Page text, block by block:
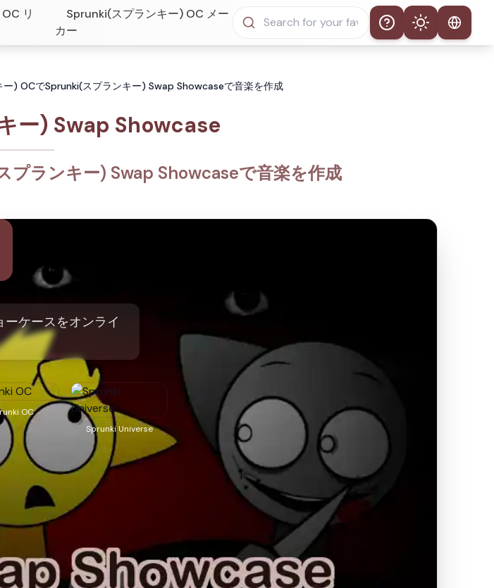
リ
Sprunki(スプランキー) OC メー
カー
Help Theme
) OCでSprunki(スプランキー) Swap Showcaseで音楽を作成
ー) Swap Showcase
ランキー) Swap Showcaseで音楽を作成
ケースをオンライ
OC
Sprunki Universe